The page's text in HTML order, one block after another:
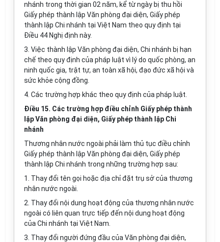
nhánh trong thời gian 02 năm, kể từ ngày bị thu hồi
Giấy phép thành lập Văn phòng đại diện, Giấy phép
thành lập Chi nhánh tại Việt Nam theo quy định tại
Điều 44 Nghị định này.
3. Việc thành lập Văn phòng đại diện, Chi nhánh bị hạn
chế theo quy định của pháp luật vì lý do quốc phòng, an
ninh quốc gia, trật tự, an toàn xã hội, đạo đức xã hội và
sức khỏe cộng đồng.
4. Các trường hợp khác theo quy định của pháp luật.
Điều 15. Các trường hợp điều chỉnh Giấy phép thành
lập Văn phòng đại diện, Giấy phép thành lập Chi
nhánh
Thương nhân nước ngoài phải làm thủ tục điều chỉnh
Giấy phép thành lập Văn phòng đại diện, Giấy phép
thành lập Chi nhánh trong những trường hợp sau:
1. Thay đổi tên gọi hoặc địa chỉ đặt trụ sở của thương
nhân nước ngoài.
2. Thay đổi nội dung hoạt động của thương nhân nước
ngoài có liên quan trực tiếp đến nội dung hoạt động
của Chi nhánh tại Việt Nam.
3. Thay đổi người đứng đầu của Văn phòng đại diện,